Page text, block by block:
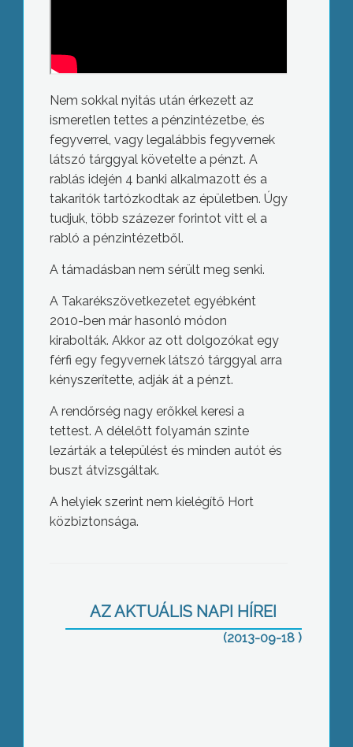
Nem sokkal nyitás után érkezett az
ismeretlen tettes a pénzintézetbe, és
fegyverrel, vagy legalábbis fegyvernek
látszó tárggyal követelte a pénzt. A
rablás idején 4 banki alkalmazott és a
takarítók tartózkodtak az épületben. Úgy
tudjuk, több százezer forintot vitt el a
rabló a pénzintézetből.
A támadásban nem sérült meg senki.
A Takarékszövetkezetet egyébként
2010-ben már hasonló módon
kirabolták. Akkor az ott dolgozókat egy
férfi egy fegyvernek látszó tárggyal arra
kényszerítette, adják át a pénzt.
A rendőrség nagy erőkkel keresi a
tettest. A délelőtt folyamán szinte
lezárták a települést és minden autót és
buszt átvizsgáltak.
A helyiek szerint nem kielégítő Hort
közbiztonsága.
AZ AKTUÁLIS NAPI HÍREI
(2013-09-18 )